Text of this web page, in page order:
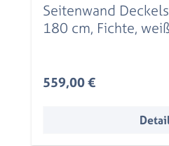
Seitenwand
180 cm, Fichte, weiß
Regulärer Preis:
559,00 €